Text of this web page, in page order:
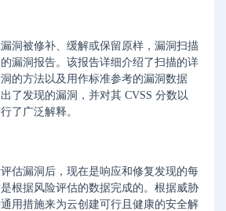
洞被修补、缓解或保留原样，漏洞扫描
漏洞报告。该报告详细介绍了扫描的详
的方法以及用作标准参考的漏洞数据
了发现的漏洞，并对其 CVSS 分数以
了广泛解释。
估漏洞后，现在是响应和修复发现的每
根据风险评估的数据完成的。根据威胁
用措施来为云创建可行且健康的安全解